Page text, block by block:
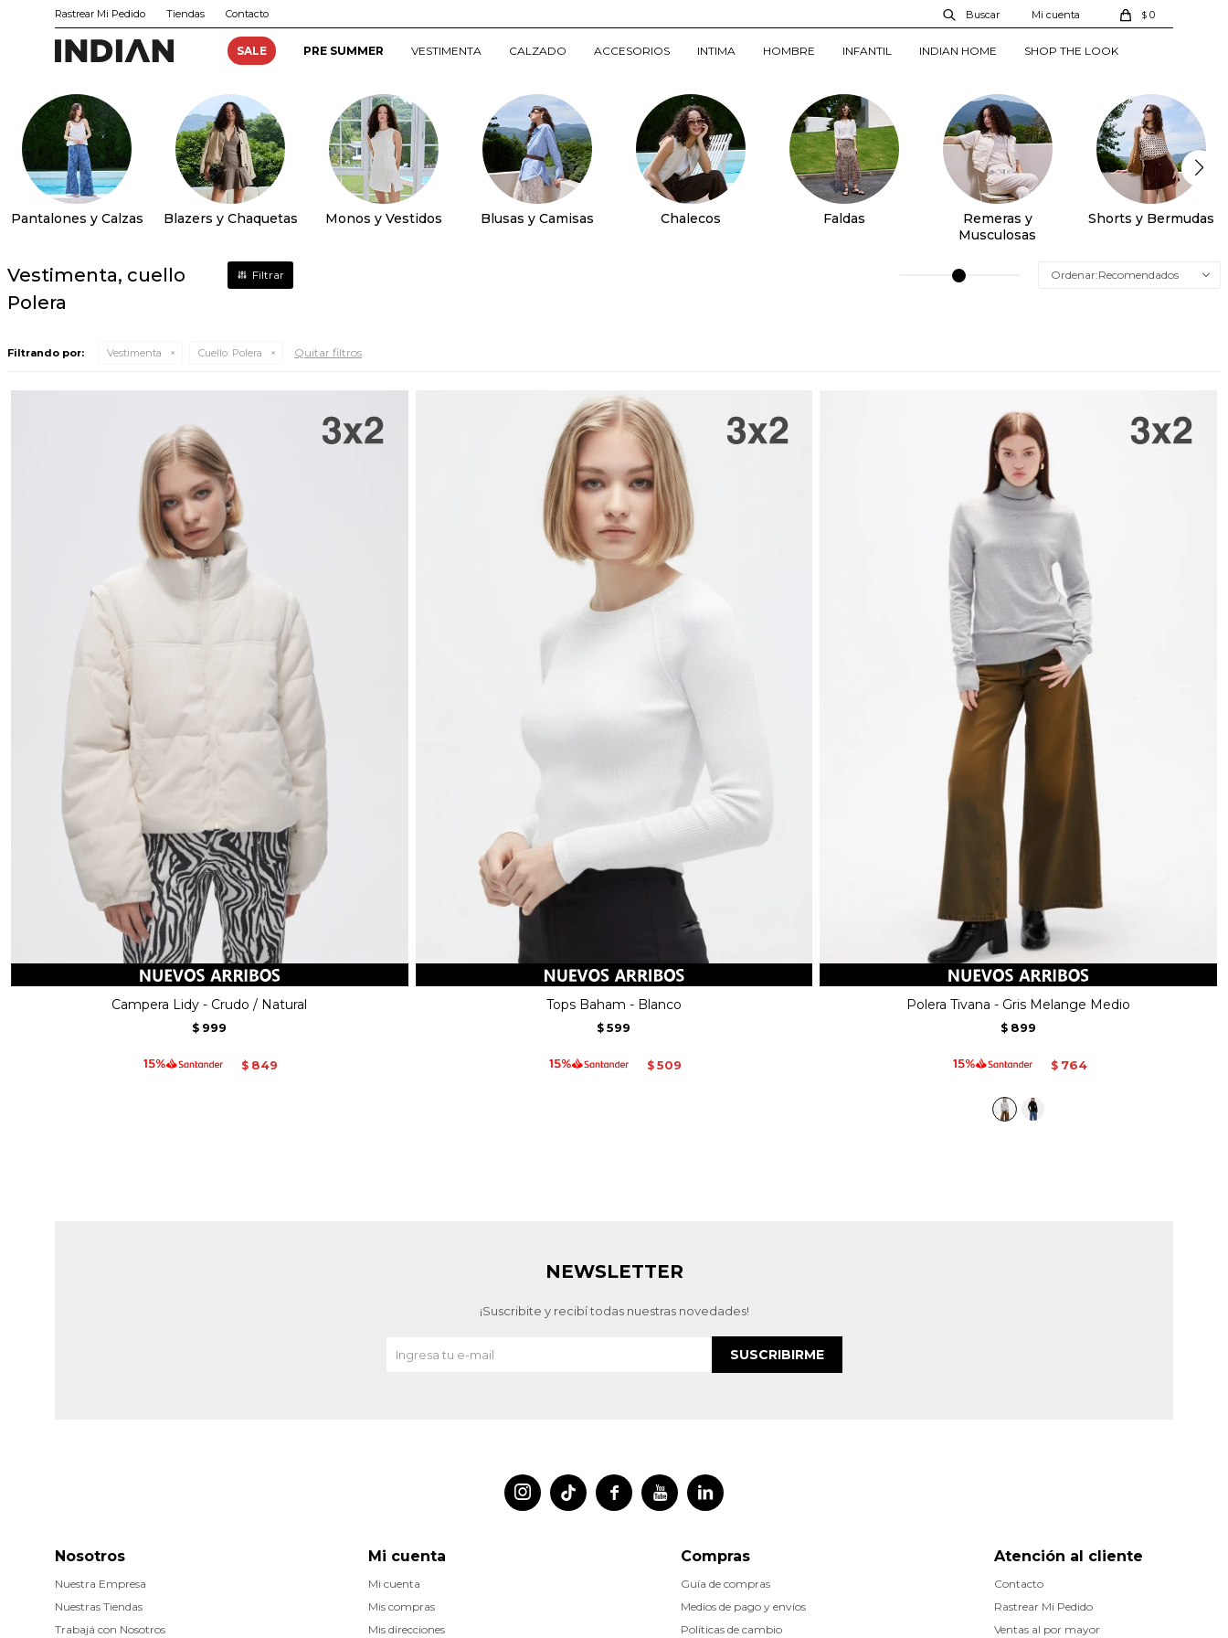
SALE PRE SUMMER VESTIMENTA CALZADO ACCESORIOS INTIMA HOMBRE INFANTIL INDIAN HOME SHOP THE LOOK
$ 0
Rastrear Mi Pedido Tiendas Contacto
Pantalones y Calzas Blazers y Chaquetas Monos y Vestidos Blusas y Camisas Chalecos Faldas
Remeras y
Musculosas
Shorts y Bermudas
Vestimenta, cuello
Polera
Recomendados
Filtrando por: Vestimenta Cuello: Polera Quitar filtros
Campera Lidy - Crudo / Natural
$ 999
$ 849
Tops Baham - Blanco
$ 599
$ 509
Polera Tivana - Gris Melange Medio
$ 899
$ 764
 
 
Atención al cliente
Contacto
Rastrear Mi Pedido
Ventas al por mayor
Nosotros
Nuestra Empresa
Nuestras Tiendas
Trabajá con Nosotros
Compras
Guía de compras
Medios de pago y envíos
Políticas de cambio
Mi cuenta
Mi cuenta
Mis compras
Mis direcciones
NEWSLETTER
¡Suscribite y recibí todas nuestras novedades!
SUSCRIBIRME